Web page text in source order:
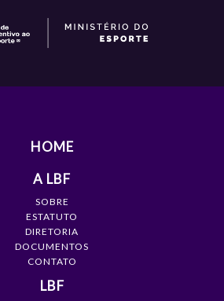
HOME
A LBF
SOBRE
ESTATUTO
DIRETORIA
DOCUMENTOS
CONTATO
LBF